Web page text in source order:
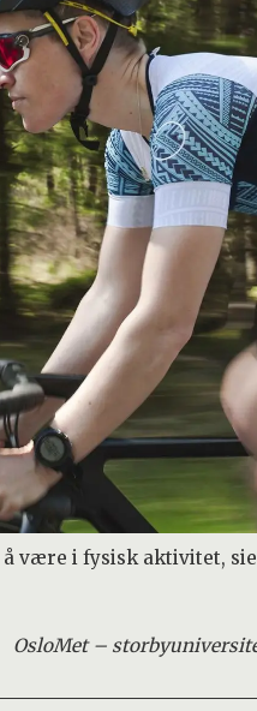
være i fysisk aktivitet,
OsloMet –